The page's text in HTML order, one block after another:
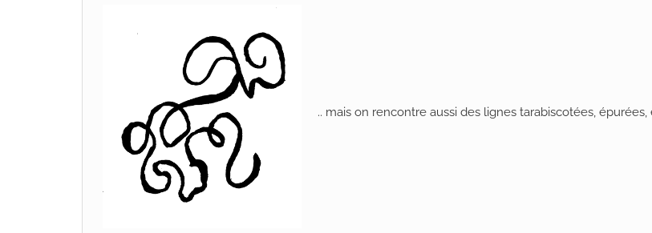
.. mais on rencontre aussi des lignes tarabiscotées,